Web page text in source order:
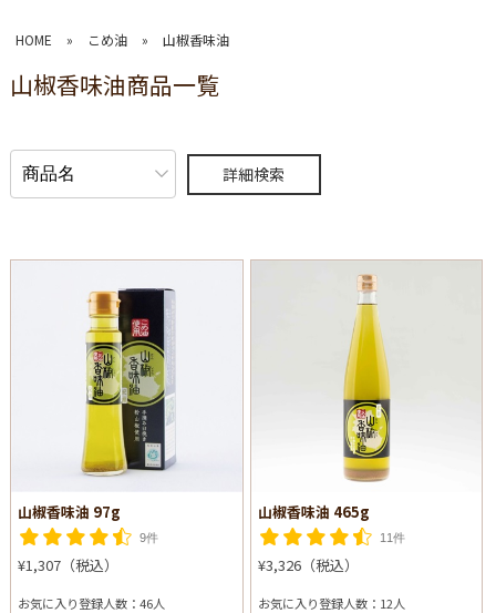
HOME » こめ油 » 山椒香味油
山椒香味油商品一覧
詳細検索
山椒香味油 97g
9件
¥1,307（税込）
お気に入り登録人数：46人
山椒香味油 465g
11件
¥3,326（税込）
お気に入り登録人数：12人